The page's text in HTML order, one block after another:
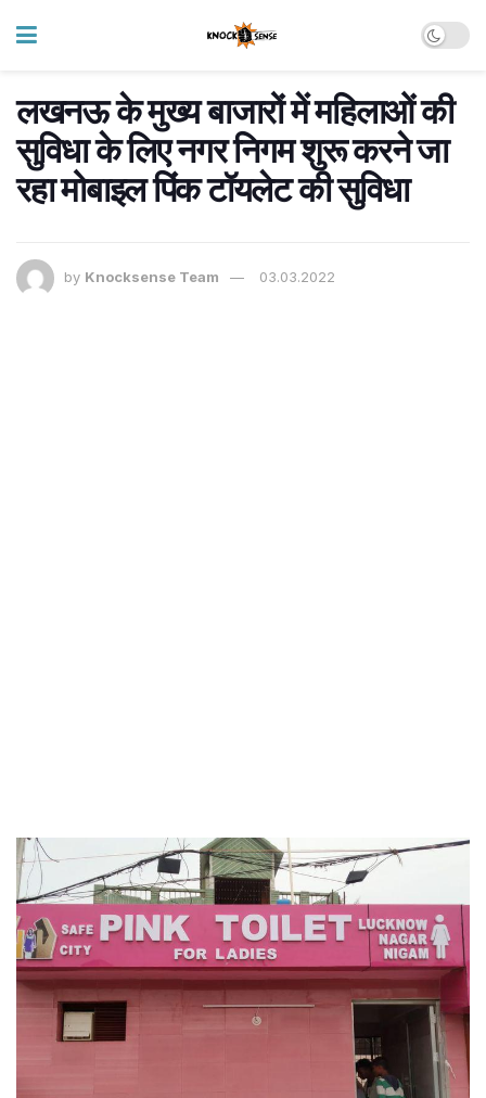
लखनऊ के मुख्य बाजारों में महिलाओं की
सुविधा के लिए नगर निगम शुरू करने जा
रहा मोबाइल पिंक टॉयलेट की सुविधा
by Knocksense Team 03.03.2022